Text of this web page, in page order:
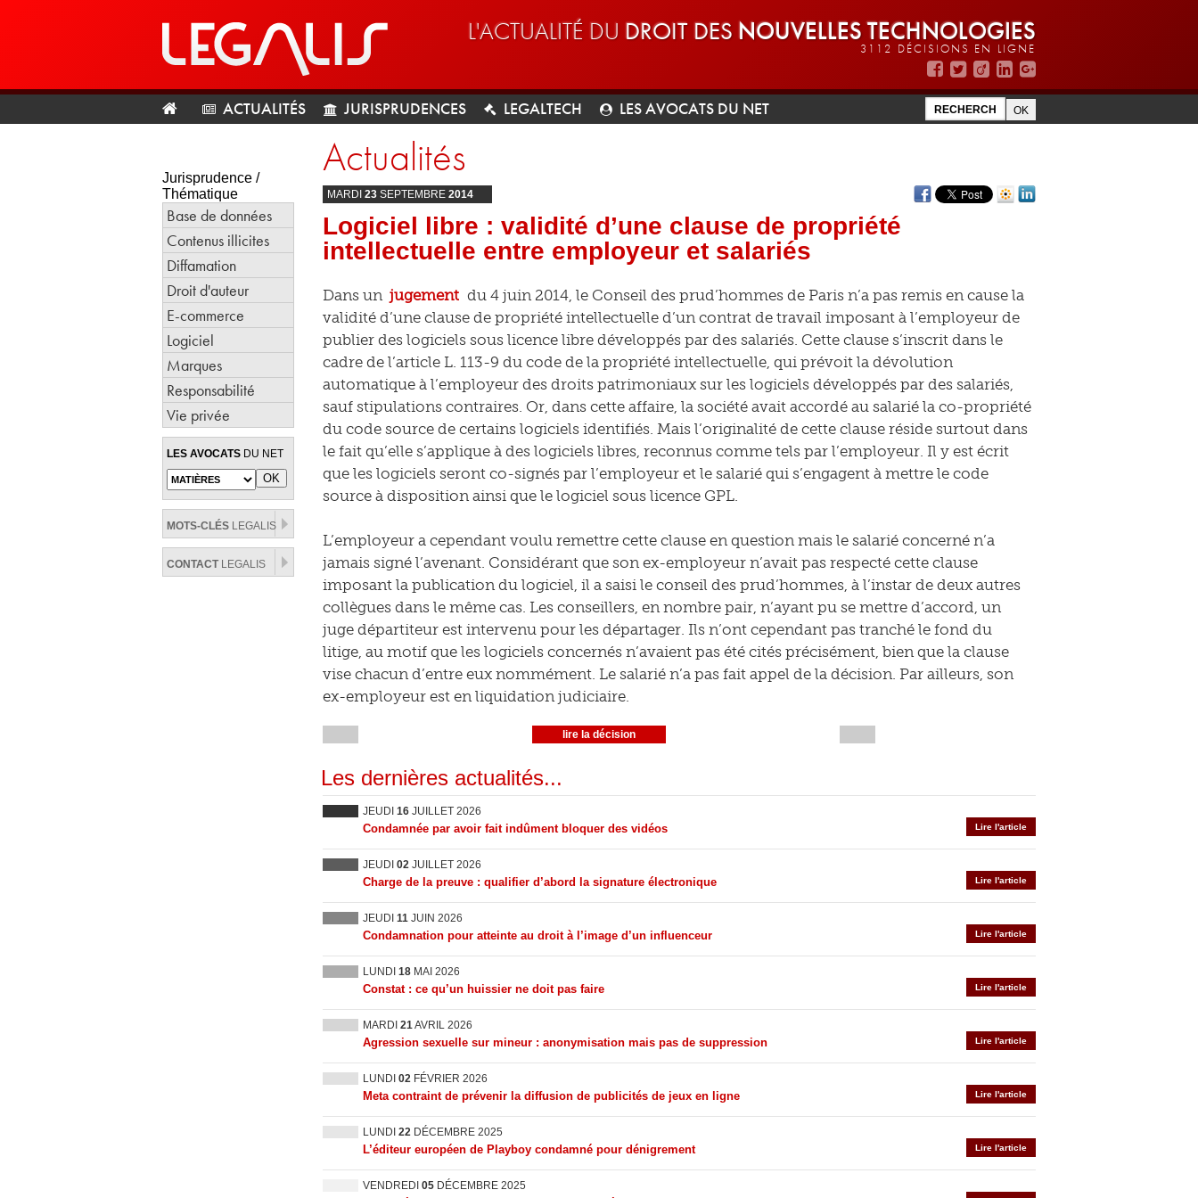
L'ACTUALITÉ DU DROIT DES NOUVELLES TECHNOLOGIES
3112 DÉCISIONS EN LIGNE
ACTUALITÉS JURISPRUDENCES LEGALTECH LES AVOCATS DU NET
Jurisprudence /
Thématique
Base de données
Contenus illicites
Diffamation
Droit d'auteur
E-commerce
Logiciel
Marques
Responsabilité
Vie privée
LES AVOCATS DU NET
MOTS-CLÉS LEGALIS
CONTACTLEGALIS
Actualités
MARDI 23 SEPTEMBRE 2014
Logiciel libre : validité d’une clause de propriété
intellectuelle entre employeur et salariés
Dans un jugement du 4 juin 2014, le Conseil des prud’hommes de Paris n’a pas remis en cause la
validité d’une clause de propriété intellectuelle d’un contrat de travail imposant à l’employeur de
publier des logiciels sous licence libre développés par des salariés. Cette clause s’inscrit dans le
cadre de l’article L. 113-9 du code de la propriété intellectuelle, qui prévoit la dévolution
automatique à l’employeur des droits patrimoniaux sur les logiciels développés par des salariés,
sauf stipulations contraires. Or, dans cette affaire, la société avait accordé au salarié la co-propriété
du code source de certains logiciels identifiés. Mais l’originalité de cette clause réside surtout dans
le fait qu’elle s’applique à des logiciels libres, reconnus comme tels par l’employeur. Il y est écrit
que les logiciels seront co-signés par l’employeur et le salarié qui s’engagent à mettre le code
source à disposition ainsi que le logiciel sous licence GPL.
L’employeur a cependant voulu remettre cette clause en question mais le salarié concerné n’a
jamais signé l’avenant. Considérant que son ex-employeur n’avait pas respecté cette clause
imposant la publication du logiciel, il a saisi le conseil des prud’hommes, à l’instar de deux autres
collègues dans le même cas. Les conseillers, en nombre pair, n’ayant pu se mettre d’accord, un
juge départiteur est intervenu pour les départager. Ils n’ont cependant pas tranché le fond du
litige, au motif que les logiciels concernés n’avaient pas été cités précisément, bien que la clause
vise chacun d’entre eux nommément. Le salarié n’a pas fait appel de la décision. Par ailleurs, son
ex-employeur est en liquidation judiciaire.
lire la décision
Les dernières actualités...
JEUDI 16 JUILLET 2026
Lire l'article
Condamnée par avoir fait indûment bloquer des vidéos
JEUDI 02 JUILLET 2026
Lire l'article
Charge de la preuve : qualifier d’abord la signature électronique
JEUDI 11 JUIN 2026
Lire l'article
Condamnation pour atteinte au droit à l’image d’un influenceur
LUNDI 18 MAI 2026
Lire l'article
Constat : ce qu’un huissier ne doit pas faire
MARDI 21AVRIL 2026
Lire l'article
Agression sexuelle sur mineur : anonymisation mais pas de suppression
LUNDI 02 FÉVRIER 2026
Lire l'article
Meta contraint de prévenir la diffusion de publicités de jeux en ligne
LUNDI 22 DÉCEMBRE 2025
Lire l'article
L’éditeur européen de Playboy condamné pour dénigrement
VENDREDI 05 DÉCEMBRE 2025